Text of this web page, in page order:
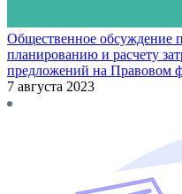
Общественное обсуждение
планированию и расчету
предложений на Правовом
7 августа 2023